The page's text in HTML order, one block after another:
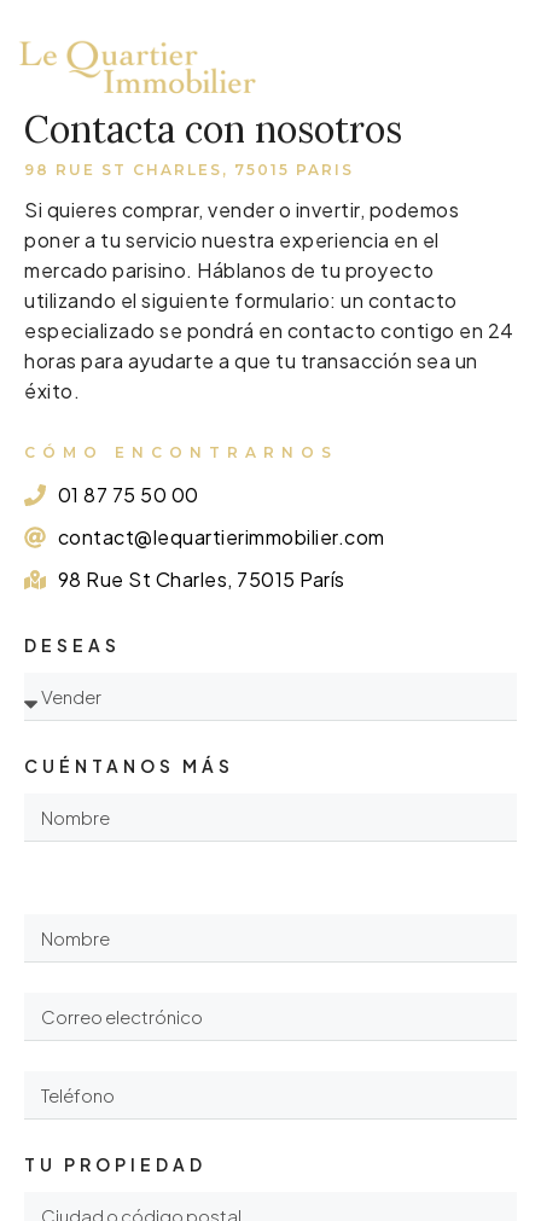
Contacta con nosotros
98 RUE ST CHARLES, 75015 PARIS
Si quieres comprar, vender o invertir, podemos
poner a tu servicio nuestra experiencia en el
mercado parisino. Háblanos de tu proyecto
utilizando el siguiente formulario: un contacto
especializado se pondrá en contacto contigo en 24
horas para ayudarte a que tu transacción sea un
éxito.
CÓMO ENCONTRARNOS
01 87 75 50 00
contact@lequartierimmobilier.com
98 Rue St Charles, 75015 París
DESEAS
CUÉNTANOS MÁS
TU PROPIEDAD